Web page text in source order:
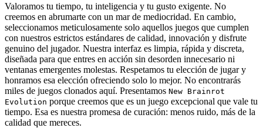
Valoramos tu tiempo, tu inteligencia y tu gusto exigente. No
creemos en abrumarte con un mar de mediocridad. En cambio,
seleccionamos meticulosamente solo aquellos juegos que cumplen
con nuestros estrictos estándares de calidad, innovación y disfrute
genuino del jugador. Nuestra interfaz es limpia, rápida y discreta,
diseñada para que entres en acción sin desorden innecesario ni
ventanas emergentes molestas. Respetamos tu elección de jugar y
honramos esa elección ofreciendo solo lo mejor. No encontrarás
miles de juegos clonados aquí. Presentamos New Brainrot
Evolution porque creemos que es un juego excepcional que vale tu
tiempo. Esa es nuestra promesa de curación: menos ruido, más de la
calidad que mereces.